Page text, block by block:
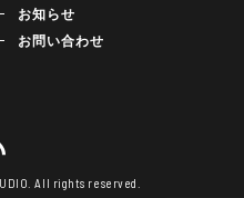
お知らせ
お問い合わせ
All rights reserved.